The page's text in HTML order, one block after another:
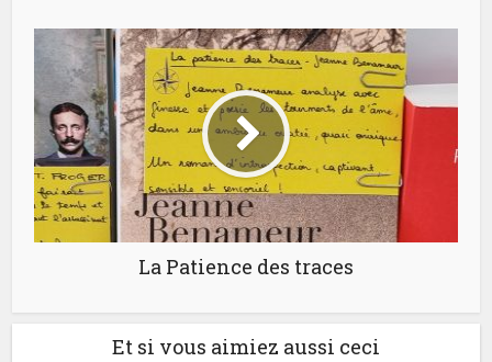
La Patience des traces
Et si vous aimiez aussi ceci